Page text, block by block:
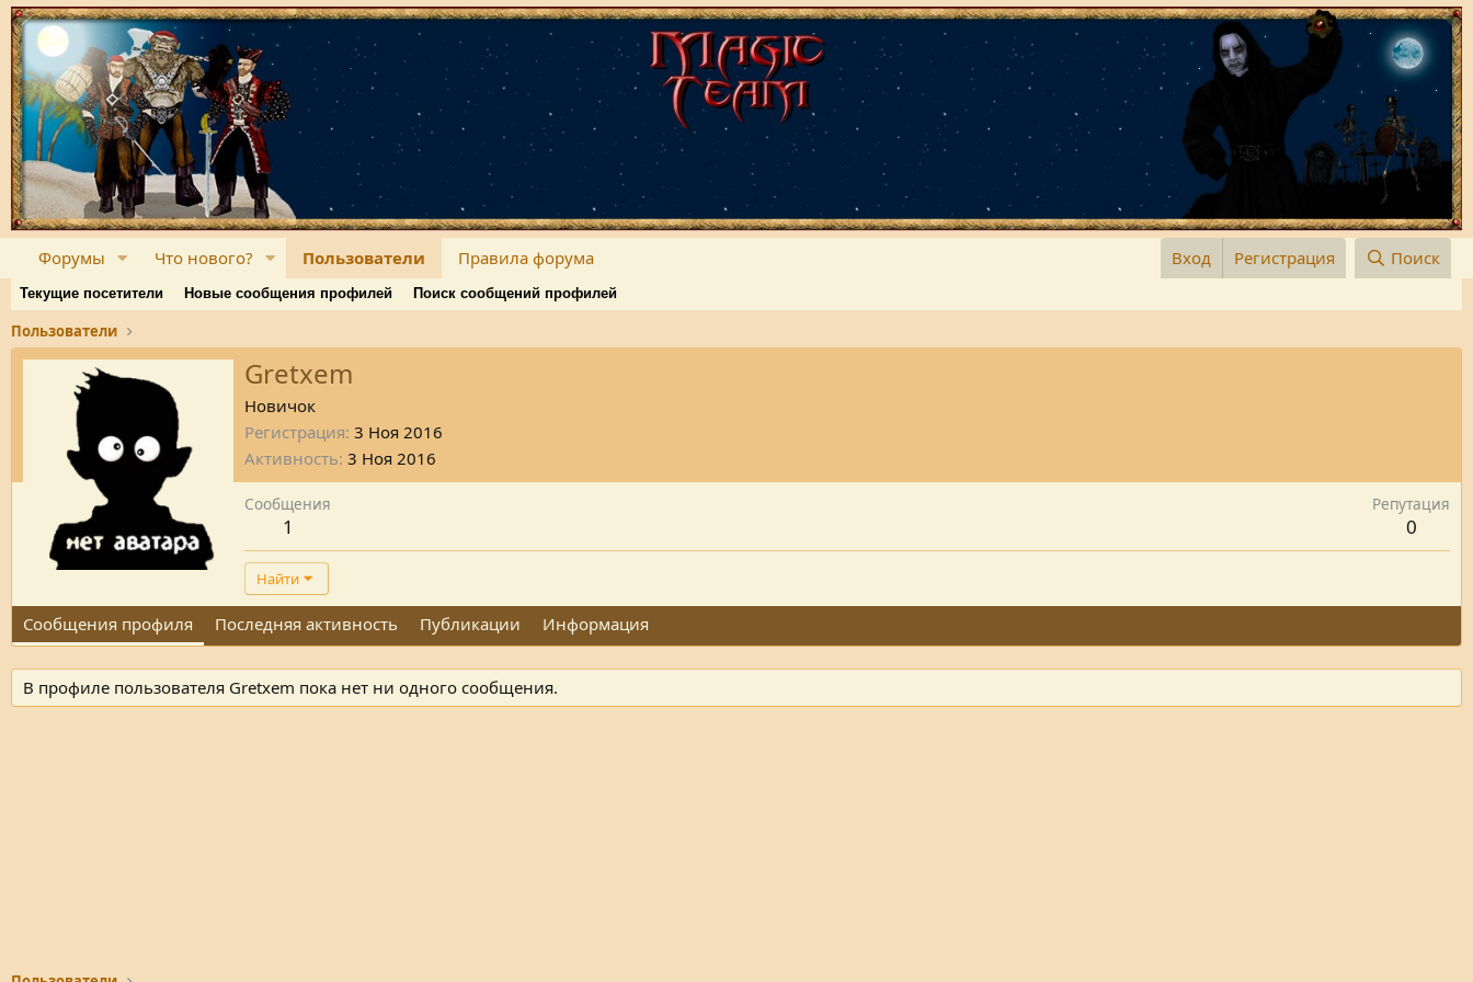
Форумы Что нового? Пользователи Правила форума Вход Регистрация Поиск
Текущие посетители Новые сообщения профилей Поиск сообщений профилей
Пользователи
Gretxem
Новичок
Регистрация 3 Ноя 2016
Активность 3 Ноя 2016
Сообщения
1
Репутация
0
Найти
Сообщения профиля Последняя активность Публикации Информация
В профиле пользователя Gretxem пока нет ни одного сообщения.